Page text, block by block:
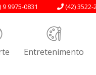
(42) 3522-
9 9975-0831
Entretenimento